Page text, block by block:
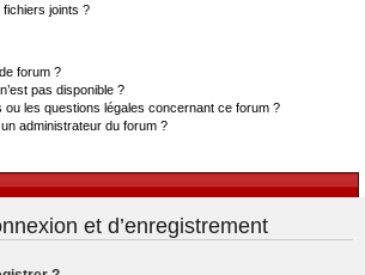
joints ?
forum ?
pas disponible ?
les questions légales concernant ce forum ?
administrateur du forum ?
et d’enregistrement